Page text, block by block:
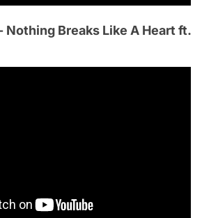
Nothing Breaks Like A Heart ft.